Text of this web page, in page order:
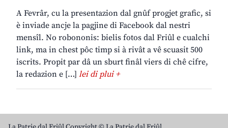
A Fevrâr, cu la presentazion dal gnûf progjet grafic, si
è inviade ancje la pagjine di Facebook dal nestri
mensîl. No robononis: bielis fotos dal Friûl e cualchi
link, ma in chest pôc timp si à rivât a vê scuasit 500
iscrits. Propit par dâ un sburt finâl viers di chê cifre,
la redazion e […] lei di plui +